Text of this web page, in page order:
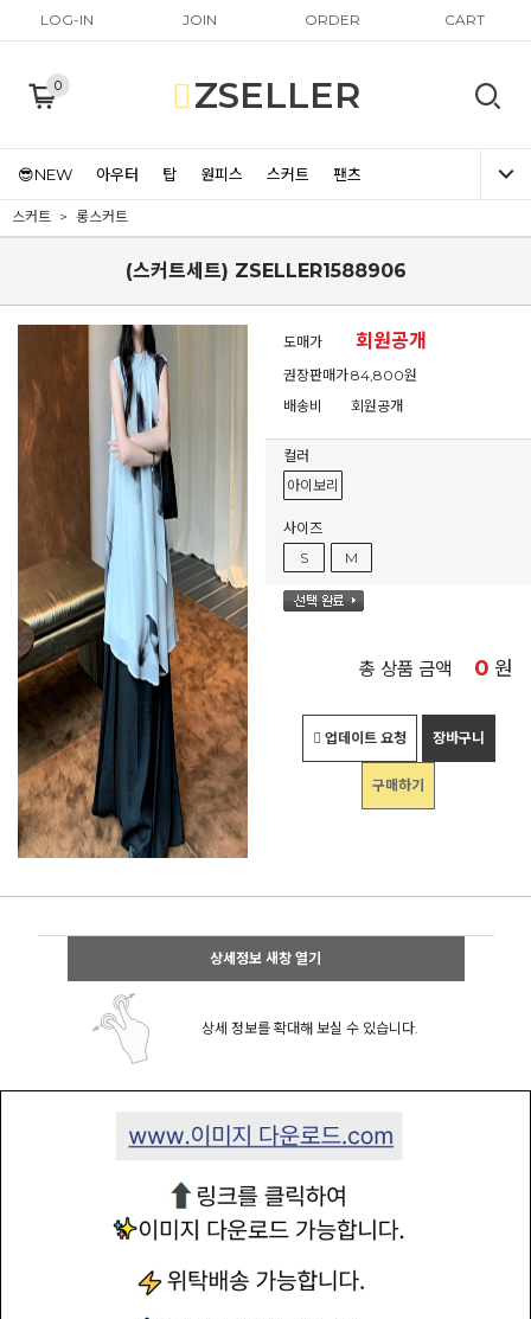
LOG-IN JOIN ORDER CART
0 ZSELLER
😎NEW 아우터 탑 원피스 스커트 팬츠
스커트 롱스커트
(스커트세트) ZSELLER1588906
도매가 회원공개
권장판매가84,800원
배송비
회원공개
컬러
아이보리
사이즈
S
M
총 상품 금액 0 원
업데이트 요청 장바구니
구매하기
상세정보 새창 열기
상세 정보를 확대해 보실 수 있습니다.